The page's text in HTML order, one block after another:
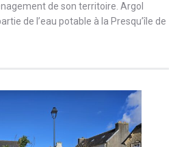
de son territoire. Argol
de l’eau potable à la Presqu’île de